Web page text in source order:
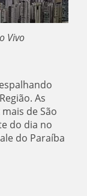
Vivo
As
de São
do dia no
do Paraíba